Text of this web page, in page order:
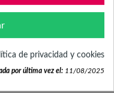
de privacidad y cookies
por última vez el: 11/08/2025